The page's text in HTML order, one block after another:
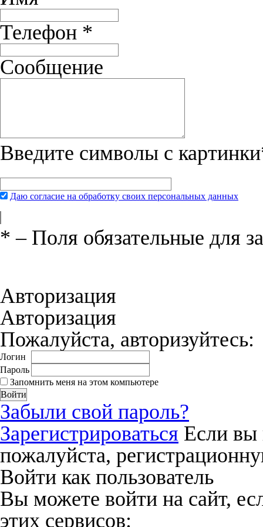
Очень довольны купленными ботинками Sprenger. Мой азиат
Телефон *
Сообщение
Введите символы с картинки
Даю согласие на обработку своих персональных данных
* – Поля обязательные для
Авторизация
Авторизация
Пожалуйста, авторизуйтесь:
Логин
Пароль
Запомнить меня на этом компьютере
Забыли свой пароль?
Зарегистрироваться Если вы
пожалуйста,
Войти как пользователь
Вы можете войти на сайт,
этих сервисов: